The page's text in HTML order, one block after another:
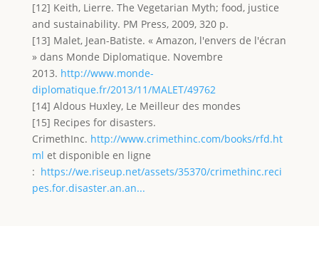
[12] Keith, Lierre. The Vegetarian Myth; food, justice
and sustainability. PM Press, 2009, 320 p.
[13] Malet, Jean-Batiste. « Amazon, l'envers de l'écran
» dans Monde Diplomatique. Novembre
2013. http://www.monde-
diplomatique.fr/2013/11/MALET/49762
[14] Aldous Huxley, Le Meilleur des mondes
[15] Recipes for disasters.
CrimethInc. http://www.crimethinc.com/books/rfd.ht
ml et disponible en ligne
: https://we.riseup.net/assets/35370/crimethinc.reci
pes.for.disaster.an.an...